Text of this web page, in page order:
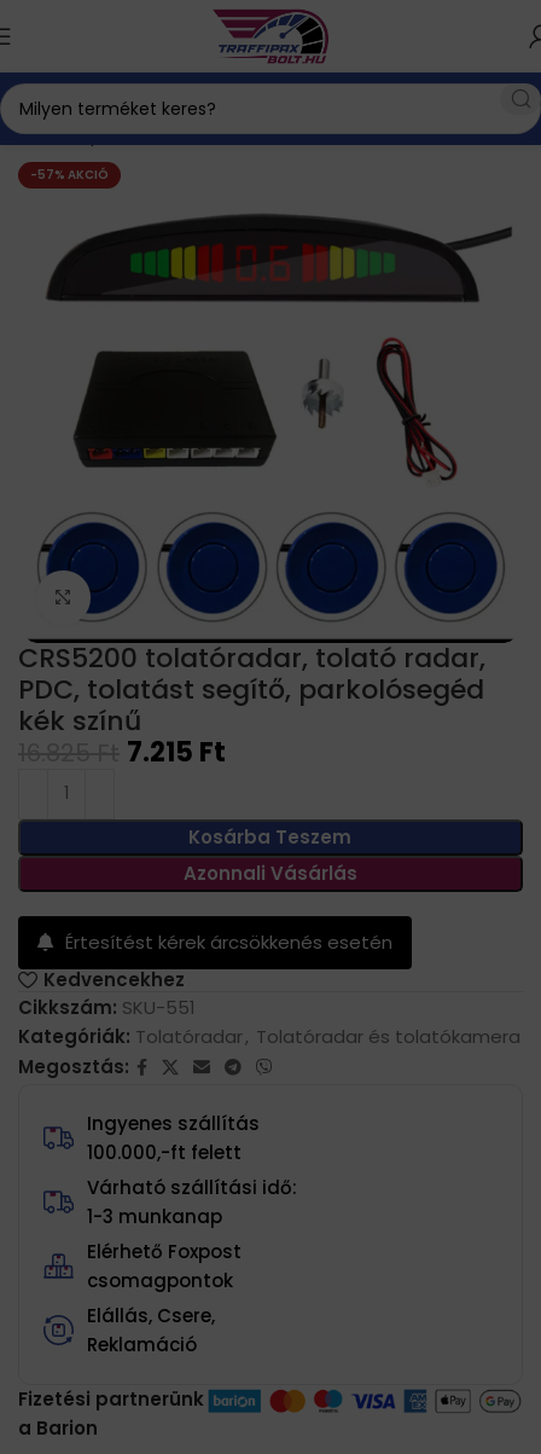
Kezdőlap Tolatóradar és tolatókamera Tolatóradar
-57% AKCIÓ
Click to enlarge
CRS5200 tolatóradar, tolató radar,
PDC, tolatást segítő, parkolósegéd
kék színű
7.215 Ft
Kosárba Teszem
Azonnali Vásárlás
Értesítést kérek árcsökkenés esetén
Kedvencekhez
Cikkszám: SKU-551
Kategóriák: Tolatóradar, Tolatóradar és tolatókamera
Megosztás:
Ingyenes szállítás
100.000,-ft felett
Várható szállítási idő:
1-3 munkanap
Elérhető Foxpost
csomagpontok
Elállás, Csere,
Reklamáció
Fizetési partnerünk
a Barion